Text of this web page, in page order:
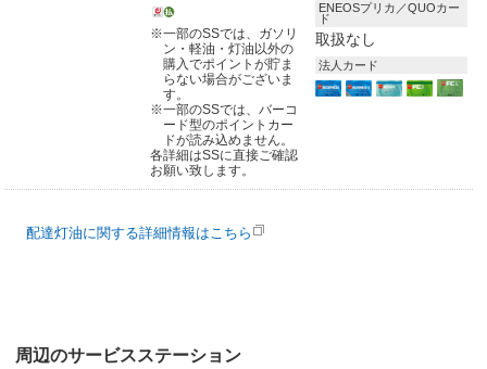
※一部のSSでは、ガソリ
ン・軽油・灯油以外の
購入でポイントが貯ま
らない場合がございま
す。
※一部のSSでは、バーコ
ード型のポイントカー
ドが読み込めません。
各詳細はSSに直接ご確認
お願い致します。
ENEOSプリカ／QUOカー
ド
取扱なし
法人カード
配達灯油に関する詳細情報はこちら
周辺のサービスステーション